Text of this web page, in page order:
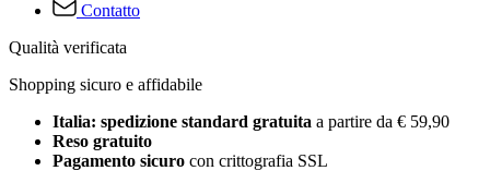
Contatto
Qualità verificata
Shopping sicuro e affidabile
Italia: spedizione standard gratuita a partire da € 59,90
Reso gratuito
Pagamento sicuro con crittografia SSL